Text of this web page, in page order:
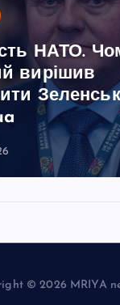
НАТО.
вирішив
© 2026 MRIYA